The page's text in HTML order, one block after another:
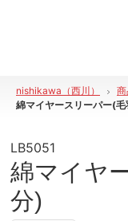
nishikawa（西川）
綿マイヤースリーパー(毛
LB5051
綿マイヤ
分)